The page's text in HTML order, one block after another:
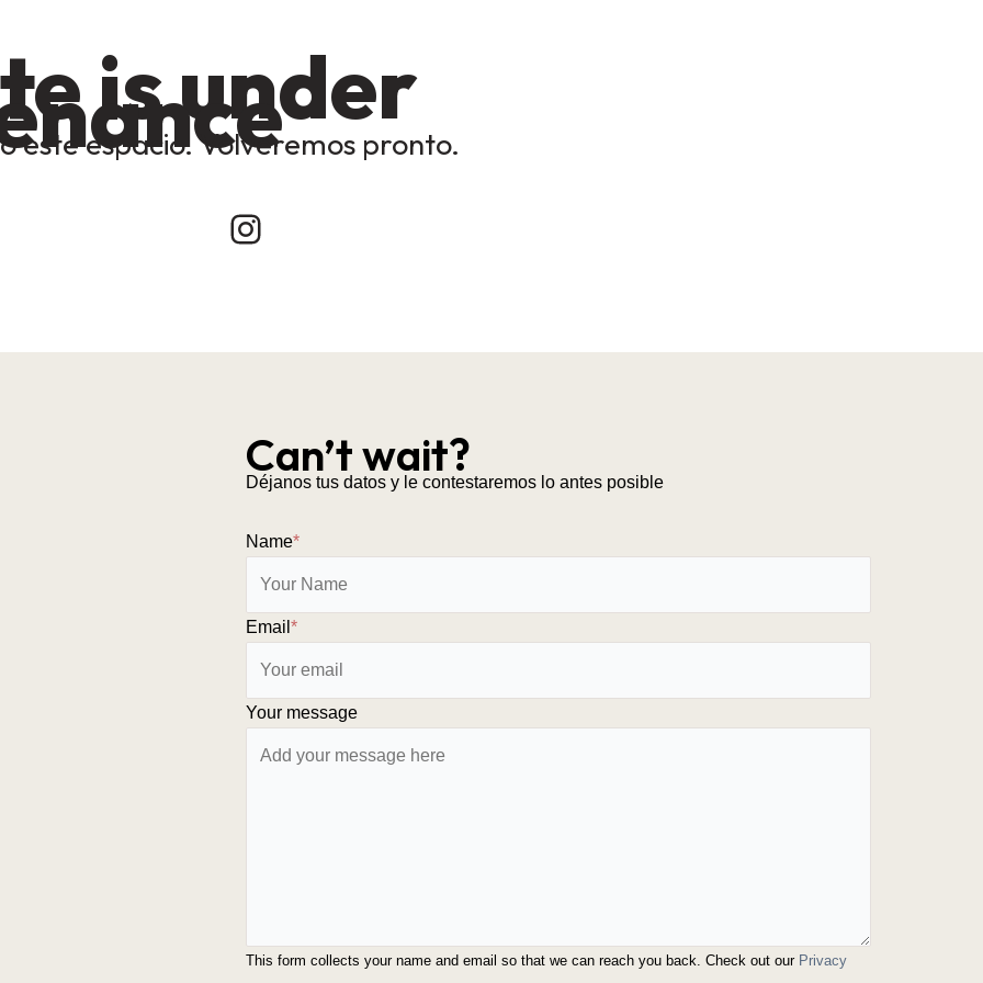
is under
este espacio. Volveremos pronto.
Instagram
Can’t wait?
Déjanos tus datos y le contestaremos lo antes posible
Name*
Email *
Your message
This form collects your name and email so that we can reach you back. Check out our Privacy